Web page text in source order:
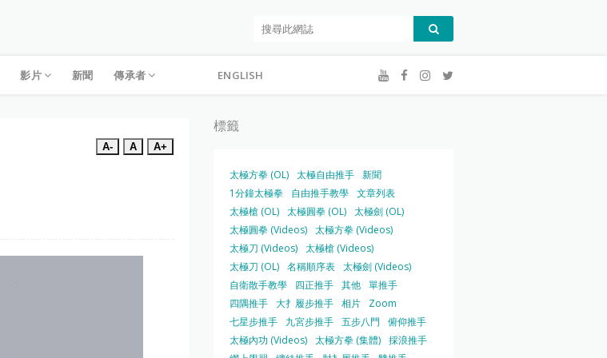
影片 新聞 傳承者 ENGLISH
A- A A+
標籤
太極方拳 (OL) 太極自由推手 新聞
1分鐘太極拳
自由推手教學 文章列表
太極槍 (OL) 太極圓拳 (OL) 太極劍 (OL)
太極圓拳 (Videos) 太極方拳 (Videos)
太極刀 (Videos) 太極槍 (Videos)
太極刀 (OL) 名稱順序表 太極劍 (Videos)
自衛散手教學
四正推手 其他 單推手
四隅推手 大扌履步推手 相片
Zoom
七星步推手
九宮步推手 五步八門
俯仰推手
太極內功 (Videos) 太極方拳 (集體) 採浪推手